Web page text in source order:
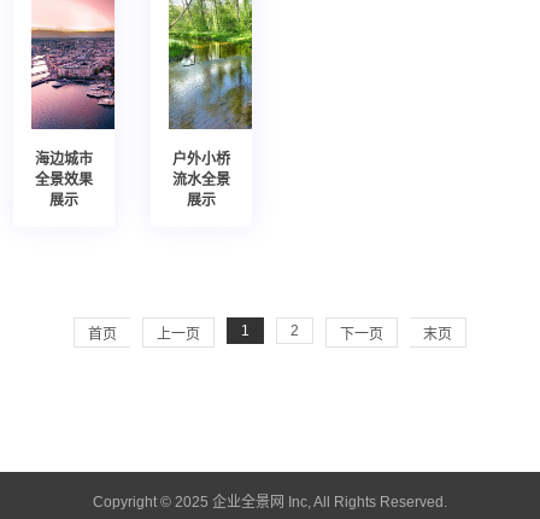
海边城市
全景效果
展示
户外小桥
流水全景
展示
首页 上一页 1 2 下一页 末页
Copyright © 2025 企业全景网 Inc, All Rights Reserved.